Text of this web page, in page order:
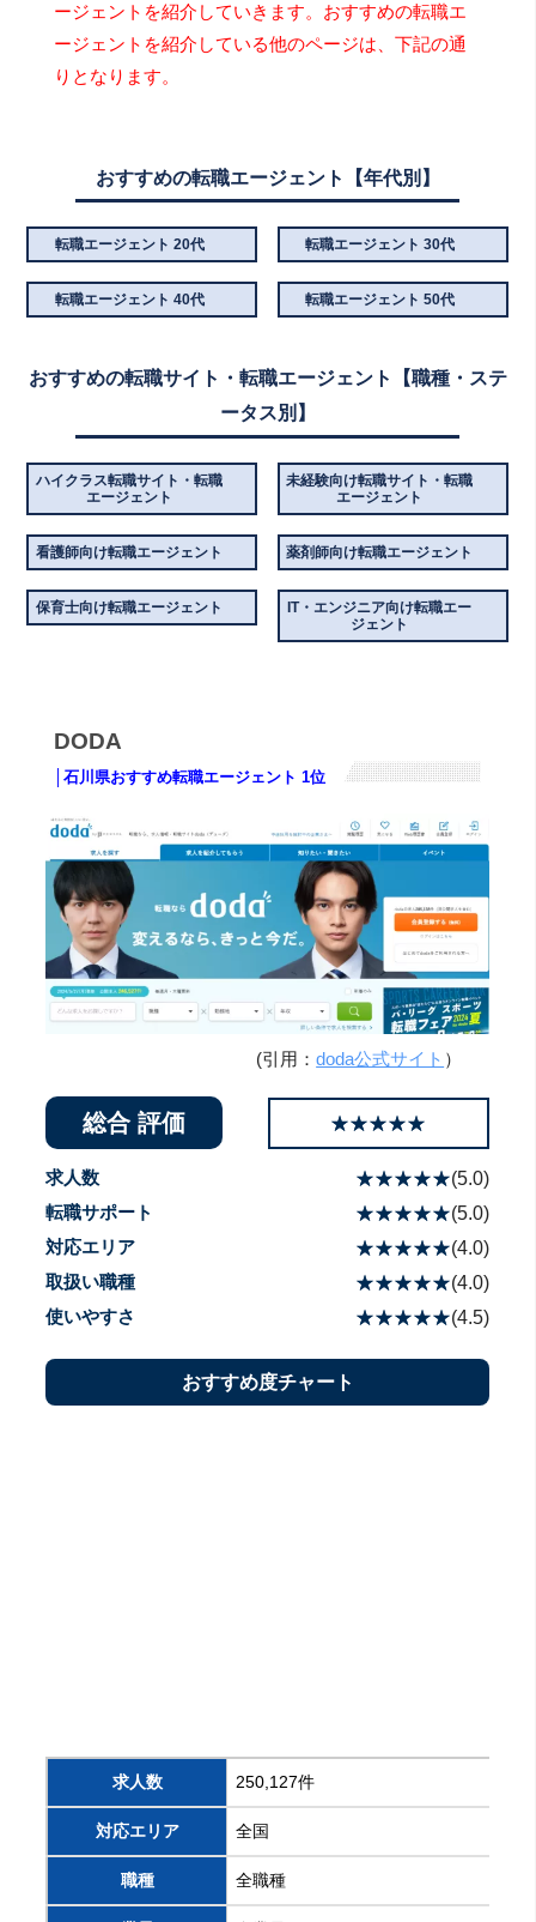
ージェントを紹介していきます。おすすめの転職エ
ージェントを紹介している他のページは、下記の通
りとなります。
おすすめの転職エージェント【年代別】
転職エージェント 20代 転職エージェント 30代
転職エージェント 40代 転職エージェント 50代
おすすめの転職サイト・転職エージェント【職種・ステ
ータス別】
ハイクラス転職サイト・転職
エージェント
未経験向け転職サイト・転職
エージェント
看護師向け転職エージェント 薬剤師向け転職エージェント
保育士向け転職エージェント
IT・エンジニア向け転職エー
ジェント
DODA
│石川県おすすめ転職エージェント 1位
(引用：doda公式サイト ）
総合 評価 ☆☆☆☆☆
★★★★★
求人数 ☆☆☆☆☆
★★★★★(5.0)
転職サポート
☆☆☆☆☆
★★★★★(5.0)
対応エリア
☆☆☆☆☆
★★★★★(4.0)
取扱い職種
☆☆☆☆☆
★★★★★(4.0)
使いやすさ
☆☆☆☆☆
★★★★★(4.5)
おすすめ度チャート
求人数 250,127件
対応エリア 全国
職種 全職種